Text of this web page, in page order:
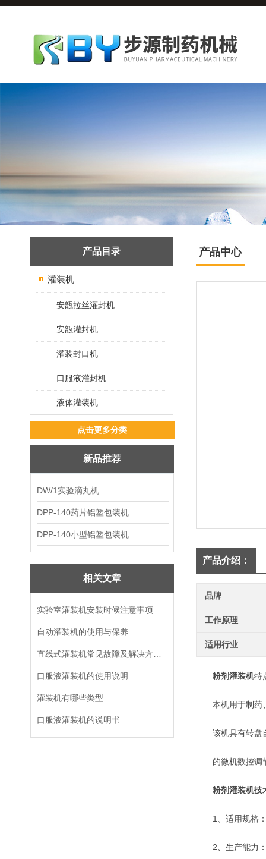
产品目录
灌装机
安瓿拉丝灌封机
安瓿灌封机
灌装封口机
口服液灌封机
液体灌装机
点击更多分类
新品推荐
DW/1实验滴丸机
DPP-140药片铝塑包装机
DPP-140小型铝塑包装机
相关文章
实验室灌装机安装时候注意事项
自动灌装机的使用与保养
口服液灌装机的使用说明
灌装机有哪些类型
口服液灌装机的说明书
产品中心
产品介绍：
品牌
工作原理
适用行业
粉剂灌装机特
本机用于制药、
该机具有转盘自
的微机数控调节
粉剂灌装机技
1、适用规格：
2、生产能力：